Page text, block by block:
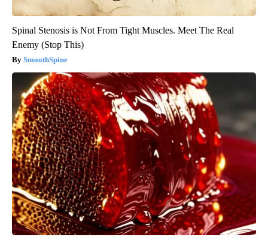
Spinal Stenosis is Not From Tight Muscles. Meet The Real
Enemy (Stop This)
SmoothSpine